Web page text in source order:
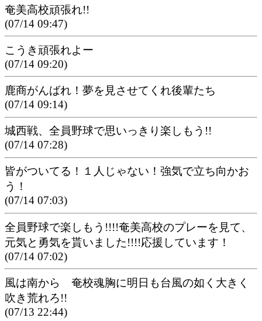
奄美高校頑張れ!!
(07/14 09:47)
こうき頑張れよー
(07/14 09:20)
鹿商がんばれ！夢を見させてくれ後輩たち
(07/14 09:14)
城西戦、全員野球で思いっきり楽しもう!!
(07/14 07:28)
皆がついてる！１人じゃない！強気で立ち向かお
う！
(07/14 07:03)
全員野球で楽しもう!!!!奄美高校のプレーを見て、
元気と勇気を貰いました!!!!応援しています！
(07/14 07:02)
風は南から 奄校魂胸に明日も台風の如く大きく
吹き荒れろ!!
(07/13 22:44)